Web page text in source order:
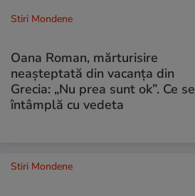
Stiri Mondene
Oana Roman, mărturisire
neașteptată din vacanța din
Grecia: „Nu prea sunt ok”. Ce se
întâmplă cu vedeta
Stiri Mondene